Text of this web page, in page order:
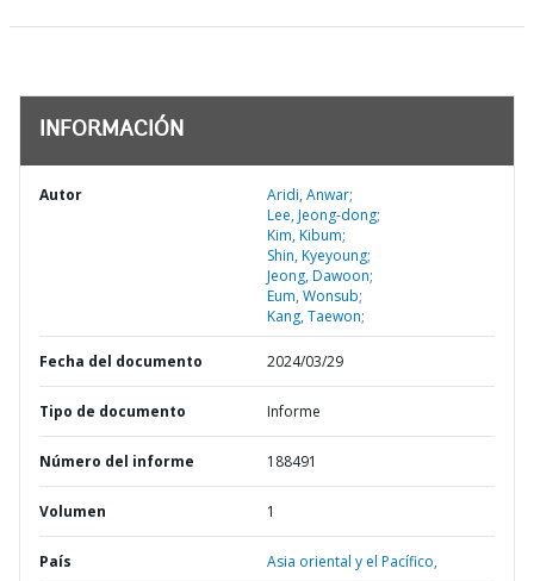
INFORMACIÓN
Autor
Aridi, Anwar;
Lee, Jeong-dong;
Kim, Kibum;
Shin, Kyeyoung;
Jeong, Dawoon;
Eum, Wonsub;
Kang, Taewon;
Fecha del documento 2024/03/29
Tipo de documento Informe
Número del informe 188491
Volumen 1
País Asia oriental y el Pacífico,